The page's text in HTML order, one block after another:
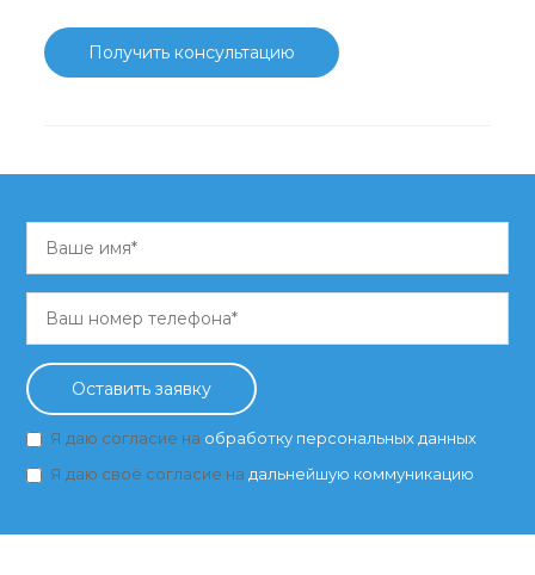
Получить консультацию
Оставить заявку
Я даю согласие на обработку персональных данных
Я даю своё согласие на дальнейшую коммуникацию